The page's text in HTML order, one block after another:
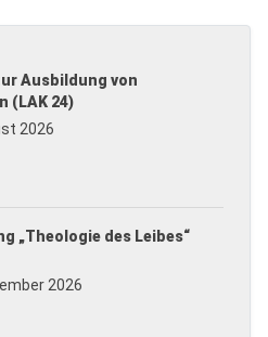
Ausbildung von
(LAK 24)
2026
„Theologie des Leibes“
2026